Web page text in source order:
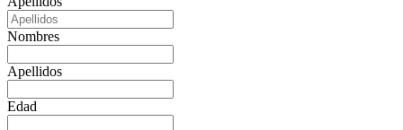
Nombres
Apellidos
Edad